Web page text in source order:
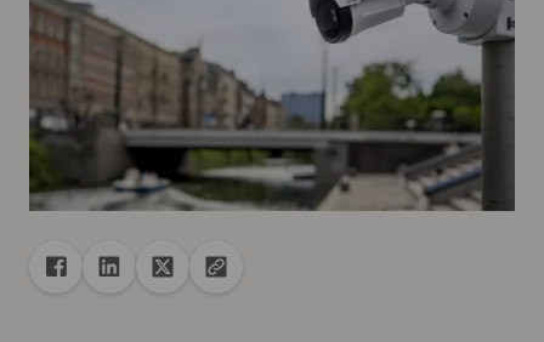
Partager
Partager dans Facebook
Partager dans Linkedin
Partager dans X
Copier url dans le presse-papiers